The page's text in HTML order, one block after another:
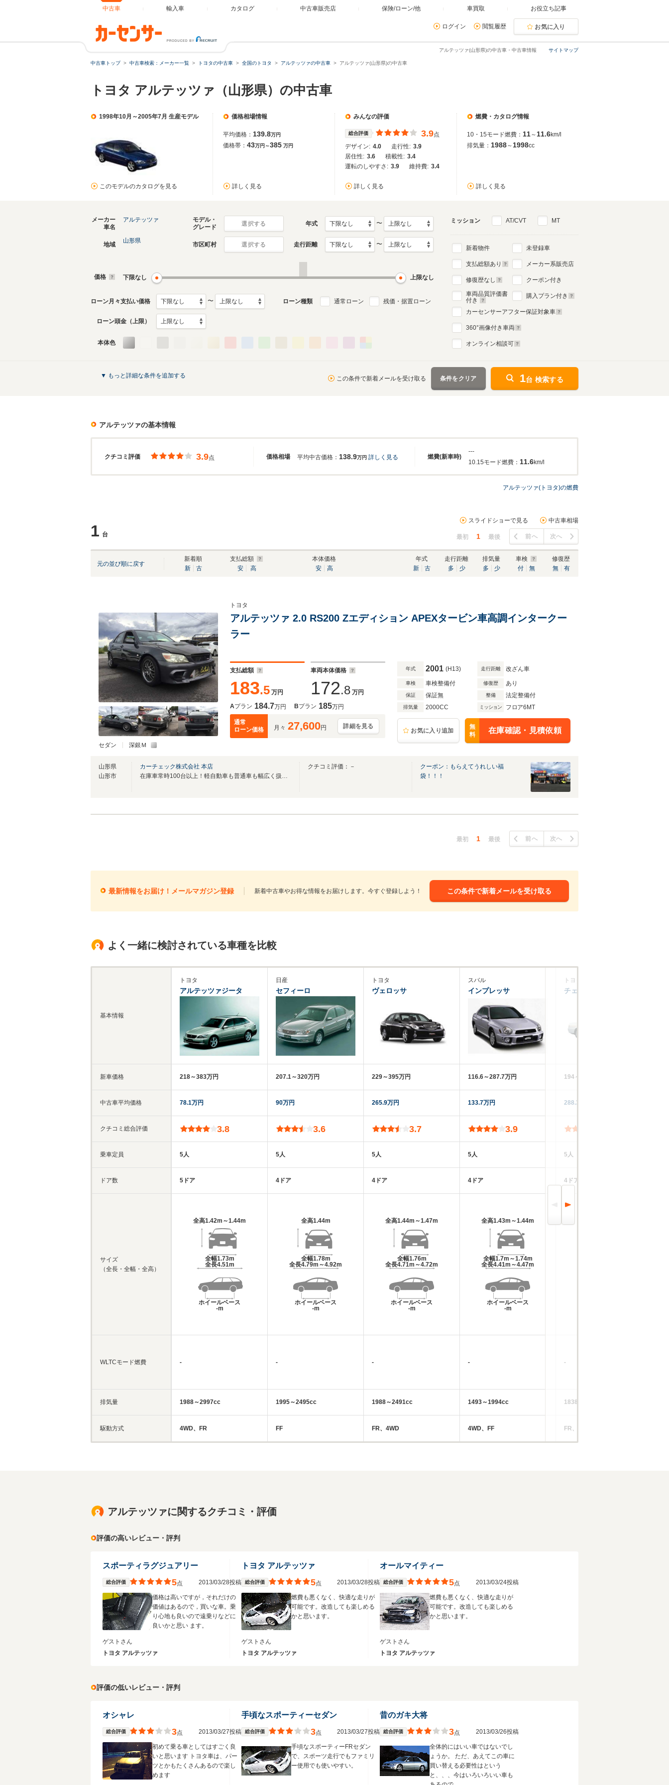
中古車 輸入車 カタログ 中古車販売店 保険/ローン/他 車買取 お役立ち記事
ログイン 閲覧履歴 お気に入り
サイトマップ
アルテッツァ(山形県)の中古車・中古車情報
中古車トップ 中古車検索：メーカー一覧 トヨタの中古車 全国のトヨタ アルテッツァの中古車 アルテッツァ(山形県)の中古車
トヨタ アルテッツァ（山形県）の中古車
1998年10月～2005年7月 生産モデル
このモデルのカタログを見る
価格相場情報
平均価格： 139.8万円
価格帯： 43万円～385 万円
詳しく見る
みんなの評価
総合評価 3.9点
デザイン: 4.0 走行性: 3.9
居住性: 3.6 積載性: 3.4
運転のしやすさ: 3.9 維持費: 3.4
詳しく見る
燃費・カタログ情報
10・15モード燃費： 11～ 11.6km/l
排気量： 1988～ 1998cc
詳しく見る
メーカー
車名
アルテッツァ
モデル・
グレード
選択する 年式 〜
地域
山形県
市区町村 選択する 走行距離 〜
価格 下限なし 上限なし
ローン月々支払い価格 〜 ローン種類 通常ローン 残価・据置ローン
ローン頭金（上限）
本体色
ミッション AT/CVT MT
新着物件
支払総額あり
修復歴なし
車両品質評価書
付き
未登録車
メーカー系販売店
クーポン付き
購入プラン付き
カーセンサーアフター保証対象車
360°画像付き車両
オンライン相談可
▼ もっと詳細な条件を追加する この条件で新着メールを受け取る 条件をクリア 1台 検索する
アルテッツァの基本情報
クチコミ評価 価格相場 燃費(新車時)
3.9点 平均中古価格： 138.9万円 詳しく見る
---
10.15モード燃費： 11.6km/l
アルテッツァ(トヨタ)の燃費
1 台
スライドショーで見る 中古車相場
最初 1 最後 前へ 次へ
元の並び順に戻す
新着順
新
古
支払総額
安
高
本体価格
安
高
年式
新
古
走行距離
多
少
排気量
多
少
車検
付
無
修復歴
無
有
セダン 深銀Ｍ
トヨタ
アルテッツァ 2.0 RS200 Zエディション APEXタービン車高調インタークー
ラー
支払総額
183.5 万円
車両本体価格
172.8 万円
Aプラン 184.7万円 Bプラン 185万円
通常
ローン価格
月々 27,600円 詳細を見る
年式 2001 (H13) 走行距離 改ざん車
車検 車検整備付 修復歴 あり
保証 保証無 整備 法定整備付
排気量 2000CC ミッション フロア6MT
お気に入り追加
無
料
在庫確認・見積依頼
山形県
山形市
カーチェック株式会社 本店
在庫車常時100台以上！軽自動車も普通車も幅広く扱っております♪
クチコミ評価：－
クーポン：もらえてうれしい福
袋！！！
最初 1 最後 前へ 次へ
最新情報をお届け！メールマガジン登録 新着中古車やお得な情報をお届けします。今すぐ登録しよう！ この条件で新着メールを受け取る
よく一緒に検討されている車種を比較
基本情報
新車価格
中古車平均価格
クチコミ総合評価
乗車定員
ドア数
サイズ
（全長・全幅・全高）
WLTCモード燃費
排気量
駆動方式
トヨタ
アルテッツァジータ
218～383万円
78.1万円
3.8
5人
5ドア
全高1.42m～1.44m
全幅1.73m
全長4.51m
ホイールベース
-m
-
1988～2997cc
4WD、FR
日産
セフィーロ
207.1～320万円
90万円
3.6
5人
4ドア
全高1.44m
全幅1.78m
全長4.79m～4.92m
ホイールベース
-m
-
1995～2495cc
FF
トヨタ
ヴェロッサ
229～395万円
265.9万円
3.7
5人
4ドア
全高1.44m～1.47m
全幅1.76m
全長4.71m～4.72m
ホイールベース
-m
-
1988～2491cc
FR、4WD
スバル
インプレッサ
116.6～287.7万円
133.7万円
3.9
5人
4ドア
全高1.43m～1.44m
全幅1.7m～1.74m
全長4.41m～4.47m
ホイールベース
-m
-
1493～1994cc
4WD、FF
トヨタ
チェイサー
194～347万円
288.3万円
5人
4ドア
-
1838～2997cc
FR、4WD
アルテッツァに関するクチコミ・評価
評価の高いレビュー・評判
スポーティラグジュアリー
総合評価 5点 2013/03/28投稿
価格は高いですが，それだけの
価値はあるので，買いな車。乗
り心地も良いので遠乗りなどに
良いかと思い ます。
ゲストさん
トヨタ アルテッツァ
トヨタ アルテッツァ
総合評価 5点 2013/03/28投稿
燃費も悪くなく、快適な走りが
可能です。改造しても楽しめる
かと思います。
ゲストさん
トヨタ アルテッツァ
オールマイティー
総合評価 5点 2013/03/24投稿
燃費も悪くなく、快適な走りが
可能です。改造しても楽しめる
かと思います。
ゲストさん
トヨタ アルテッツァ
評価の低いレビュー・評判
オシャレ
総合評価 3点 2013/03/27投稿
初めて乗る車としてはすごく良
いと思います トヨタ車は、パー
ツとかもたくさんあるので楽し
めます
手頃なスポーティーセダン
総合評価 3点 2013/03/27投稿
手頃なスポーティーFRセダン
で、スポーツ走行でもファミリ
ー使用でも使いやすい。
昔のガキ大将
総合評価 3点 2013/03/26投稿
全体的にはいい車ではないでし
ょうか。 ただ、あえてこの車に
買い替える必要性はという
と、、、今はいろいろいい車も